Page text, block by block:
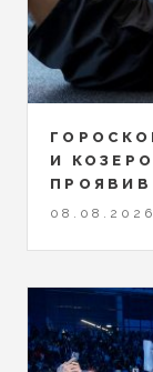
И
08.08.2026